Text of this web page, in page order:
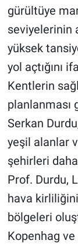
gürültüye
seviyelerinin
yüksek
yol açtığını
Kentlerin
planlanması
Serkan
yeşil alanlar
şehirleri
Prof. Durdu,
hava
bölgeleri
Kopenhag